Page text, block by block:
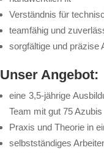
Ver­ständ­nis für
team­fä­hig und
sorg­fäl­ti­ge und prä­zi­se
Un­ser An­ge­bot:
ei­ne 3,5-jäh­ri­ge
Team mit gut 75 A­zu­bis
Pra­xis und The­o­rie in
selbst­stän­di­ges